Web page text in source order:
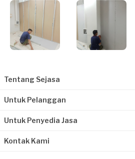
Tentang Sejasa
Untuk Pelanggan
Untuk Penyedia Jasa
Kontak Kami